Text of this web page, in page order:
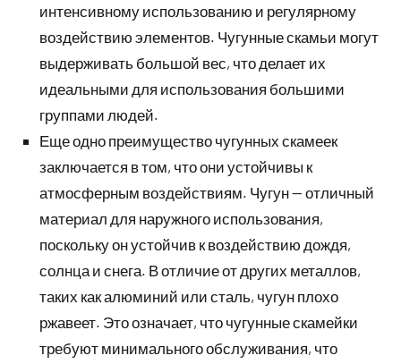
интенсивному использованию и регулярному
воздействию элементов. Чугунные скамьи могут
выдерживать большой вес, что делает их
идеальными для использования большими
группами людей.
Еще одно преимущество чугунных скамеек
заключается в том, что они устойчивы к
атмосферным воздействиям. Чугун — отличный
материал для наружного использования,
поскольку он устойчив к воздействию дождя,
солнца и снега. В отличие от других металлов,
таких как алюминий или сталь, чугун плохо
ржавеет. Это означает, что чугунные скамейки
требуют минимального обслуживания, что